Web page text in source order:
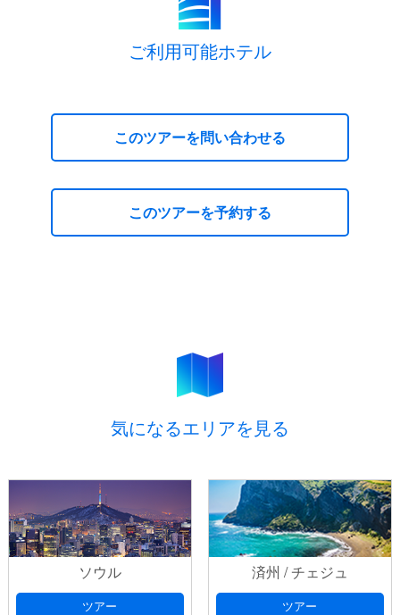
ご利用可能ホテル
このツアーを問い合わせる
お問い合わせ
プライバシーポリシ
ー
(必須) 出発日の選択は、本日より日曜・祝日を除いた
７日以降としてください
このツアーを予約する
キラキラ マカオ３日間【10月～3月】
ご予約
プライバシーポリシ
気になるエリアを見る
ソウル
ツアー
済州 / チェジュ
ツアー